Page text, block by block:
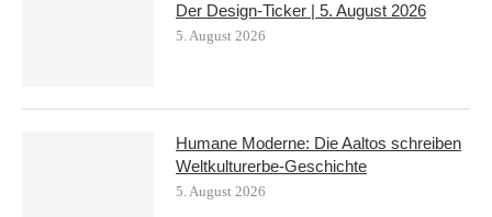
Der Design-Ticker | 5. August 2026
5. August 2026
Humane Moderne: Die Aaltos schreiben
Weltkulturerbe-Geschichte
5. August 2026